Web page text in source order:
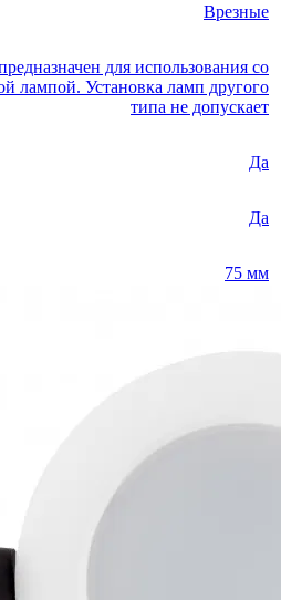
Врезные
для использования со
лампой. Установка ламп другого
типа не допускает
Да
Да
75 мм